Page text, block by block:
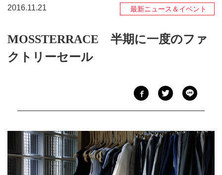
2016.11.21 最新ニュース＆イベント
MOSSTERRACE 半期に一度のファ
クトリーセール